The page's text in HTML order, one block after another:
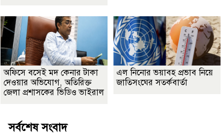
অফিসে বসেই মদ কেনার টাকা
দেওয়ার অভিযোগ, অতিরিক্ত
জেলা প্রশাসকের ভিডিও ভাইরাল
এল নিনোর ভয়াবহ প্রভাব নিয়ে
জাতিসংঘের সতর্কবার্তা
সর্বশেষ সংবাদ